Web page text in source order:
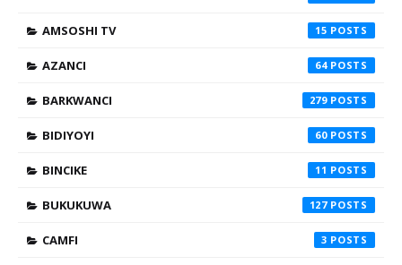
AMSOSHI TV 15
AZANCI 64
BARKWANCI 279
BIDIYOYI 60
BINCIKE 11
BUKUKUWA 127
CAMFI 3